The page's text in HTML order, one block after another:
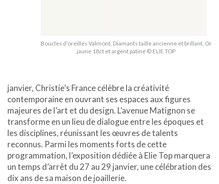
Boucles d’oreilles Valmont, Diamants taille ancienne et brillant, Or
jaune 18ct et argent patiné © ELIE TOP
janvier, Christie’s France célèbre la créativité
contemporaine en ouvrant ses espaces aux figures
majeures de l’art et du design. L’avenue Matignon se
transforme en un lieu de dialogue entre les époques et
les disciplines, réunissant les œuvres de talents
reconnus. Parmi les moments forts de cette
programmation, l’exposition dédiée à Elie Top marquera
un temps d’arrêt du 27 au 29 janvier, une célébration des
dix ans de sa maison de joaillerie.